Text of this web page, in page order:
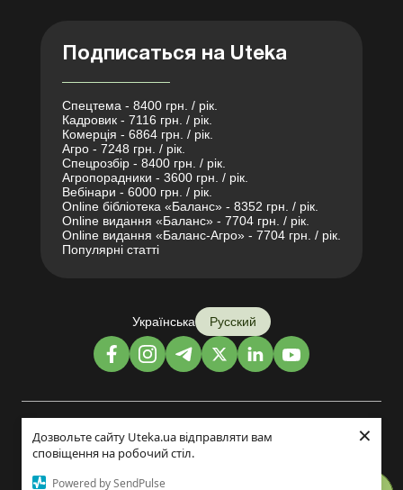
Дозвольте сайту Uteka.ua відправляти вам
сповіщення на робочий стіл.
Powered by SendPulse
×
Подписаться на Uteka
Спецтема - 8400 грн. / рік.
Кадровик - 7116 грн. / рік.
Комерція - 6864 грн. / рік.
Агро - 7248 грн. / рік.
Спецрозбір - 8400 грн. / рік.
Агропорадники - 3600 грн. / рік.
Вебінари - 6000 грн. / рік.
Online бібліотека «Баланс» - 8352 грн. / рік.
Online видання «Баланс» - 7704 грн. / рік.
Online видання «Баланс-Агро» - 7704 грн. / рік.
Популярні статті
Українська Русский
Дизайн и разработка: